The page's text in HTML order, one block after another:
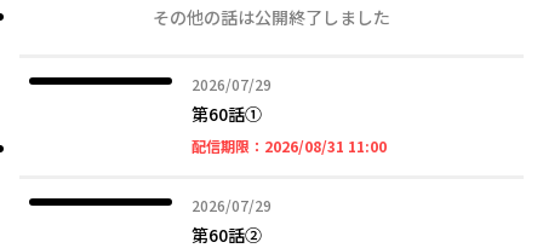
その他の話は公開終了しました
2026/07/29
2026年07月29日
第60話①
配信期限： 2026/08/31 11:002026年08月31日 11時
2026/07/29
2026年07月29日
第60話➁